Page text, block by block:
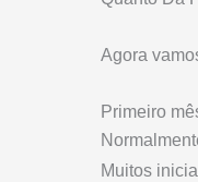
Agora
Primeiro
Muitos